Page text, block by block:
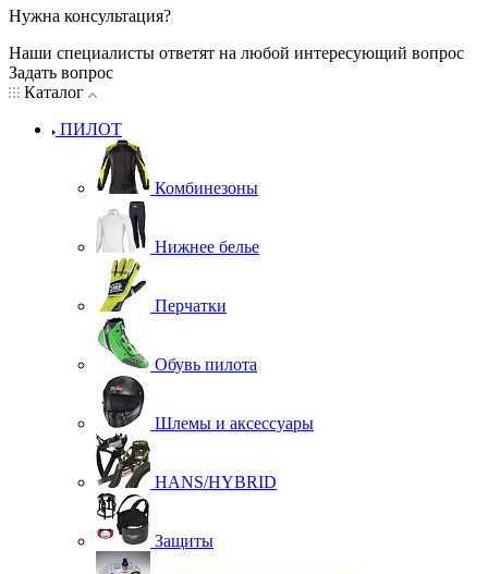
Нужна консультация?
Наши специалисты ответят на любой интересующий вопрос
Задать вопрос
Каталог
ПИЛОТ
Комбинезоны
Нижнее белье
Перчатки
Обувь пилота
Шлемы и аксессуары
HANS/HYBRID
Защиты